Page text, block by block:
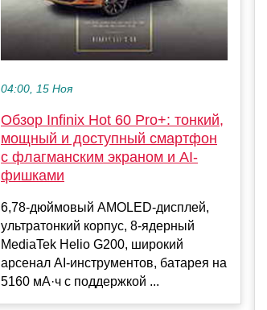
04:00, 15 Ноя
Обзор Infinix Hot 60 Pro+: тонкий,
мощный и доступный смартфон
с флагманским экраном и AI-
фишками
6,78-дюймовый AMOLED-дисплей,
ультратонкий корпус, 8-ядерный
MediaTek Helio G200, широкий
арсенал AI-инструментов, батарея на
5160 мА·ч с поддержкой ...